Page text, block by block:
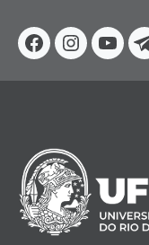
Facebook